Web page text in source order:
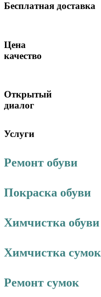
Бесплатная доставка
Цена
качество
Открытый
диалог
Услуги
Ремонт обуви
Покраска обуви
Химчистка обуви
Химчистка сумок
Ремонт сумок